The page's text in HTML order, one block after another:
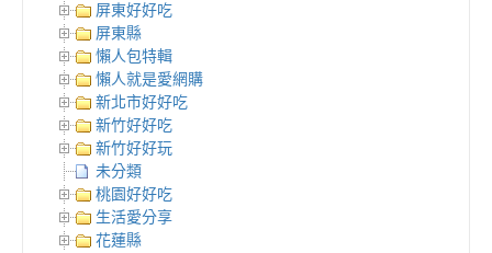
屏東好好吃
屏東縣
懶人包特輯
懶人就是愛網購
新北市好好吃
新竹好好吃
新竹好好玩
未分類
桃園好好吃
生活愛分享
花蓮縣